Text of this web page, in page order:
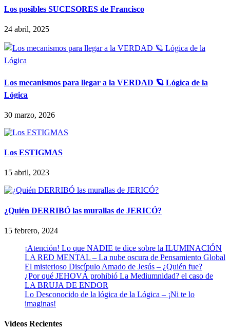
Los posibles SUCESORES de Francisco
24 abril, 2025
Los mecanismos para llegar a la VERDAD 🪐 Lógica de la
Lógica
30 marzo, 2026
Los ESTIGMAS
15 abril, 2023
¿Quién DERRIBÓ las murallas de JERICÓ?
15 febrero, 2024
¡Atención! Lo que NADIE te dice sobre la ILUMINACIÓN
LA RED MENTAL – La nube oscura de Pensamiento Global
El misterioso Discípulo Amado de Jesús – ¿Quién fue?
¿Por qué JEHOVÁ prohibió La Mediumnidad? el caso de
LA BRUJA DE ENDOR
Lo Desconocido de la lógica de la Lógica – ¡Ni te lo
imaginas!
Videos Recientes